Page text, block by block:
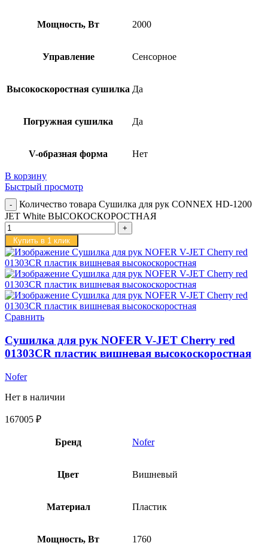
Мощность, Вт 2000
Управление Сенсорное
Высокоскоростная сушилка Да
Погружная сушилка Да
V-образная форма Нет
В корзину
Быстрый просмотр
Количество товара Сушилка для рук CONNEX HD-1200
JET White ВЫСОКОСКОРОСТНАЯ
Купить в 1 клик
Сравнить
Сушилка для рук NOFER V-JET Cherry red
01303CR пластик вишневая высокоскоростная
Nofer
Нет в наличии
167005 ₽
Бренд Nofer
Цвет Вишневый
Материал Пластик
Мощность, Вт 1760